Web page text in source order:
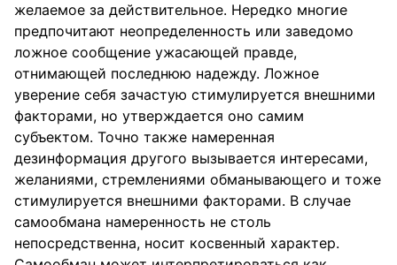
желаемое за действительное. Нередко многие
предпочитают неопределенность или заведомо
ложное сообщение ужасающей правде,
отнимающей последнюю надежду. Ложное
уверение себя зачастую стимулируется внешними
факторами, но утверждается оно самим
субъектом. Точно также намеренная
дезинформация другого вызывается интересами,
желаниями, стремлениями обманывающего и тоже
стимулируется внешними факторами. В случае
самообмана намеренность не столь
непосредственна, носит косвенный характер.